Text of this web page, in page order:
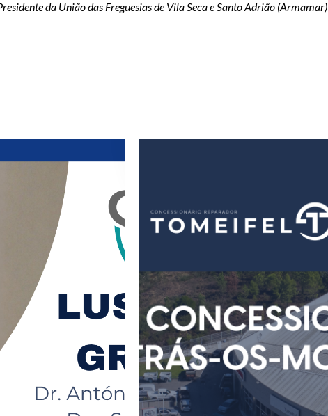
da União das Freguesias de Vila Seca e Santo Adrião (Armamar)